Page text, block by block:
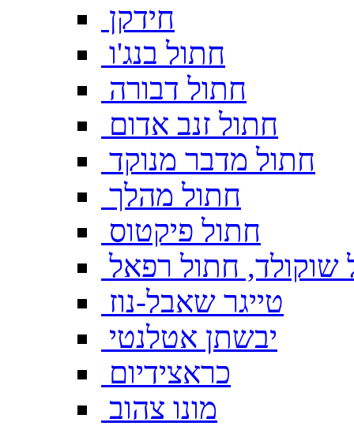
חידקן
חתול בנג'ו
חתול דבורה
חתול זנב אדום
חתול מדבר מנוקד
חתול מהלך
חתול פיקטוס
שוקולד, חתול רפאל
טייגר שאבל-נוז
יבשתן אטלנטי
כראצידיום
מונו צהוב